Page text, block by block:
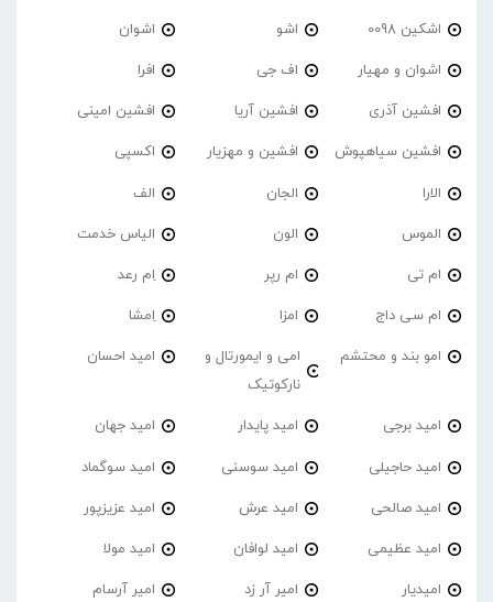
اشکین 0098 اشو اشوان
اشوان و مهیار اف جی افرا
افشین آذری افشین آریا افشین امینی
افشین سیاهپوش افشین و مهزیار اکسپی
الارا الجان الف
الموس الون الیاس خدمت
ام تی ام رپر اِم رعد
ام سی داج امزا اِمشا
امو بند و محتشم
امی و ایمورتال و
نارکوتیک
امید احسان
امید برجی امید پایدار امید جهان
امید حاجیلی امید سوسنی امید سوگماد
امید صالحی امید عرش امید عزیزپور
امید عظیمی امید لوافان امید مولا
امیدیار امیر آر زد امیر آرسام